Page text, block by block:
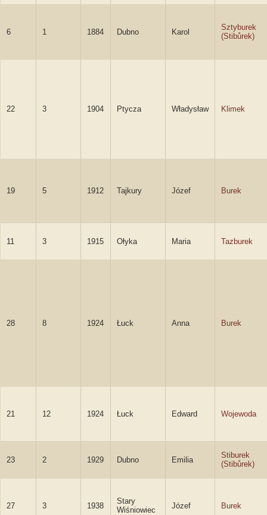
6 1 1884 Dubno Karol
Sztyburek
(Stibůrek)
22 3 1904 Ptycza Władysław Klimek
19 5 1912 Tajkury Józef Burek
11 3 1915 Ołyka Maria Tazburek
28 8 1924 Łuck Anna Burek
21 12 1924 Łuck Edward Wojewoda
23 2 1929 Dubno Emilia
Stiburek
(Stibůrek)
27 3 1938
Stary
Wiśniowiec
Józef Burek